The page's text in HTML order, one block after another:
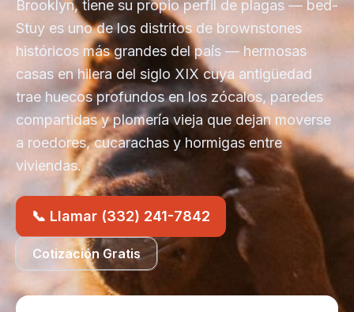
Brooklyn, tiene su propio perfil de plagas — bed-
Stuy es uno de los distritos de brownstones
históricos más grandes del país — hermosas
casas en hilera del siglo XIX cuya antigüedad
trae huecos profundos en los zócalos, paredes
compartidas y plomería vieja que dejan moverse
a roedores, cucarachas y hormigas entre
viviendas.
📞 Llamar (332) 241-7842
Cotización Gratis